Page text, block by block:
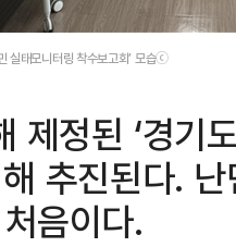
실태모니터링 착수보고회’ 모습ⓒ
제정된 ‘경기
추진된다.
음이다.